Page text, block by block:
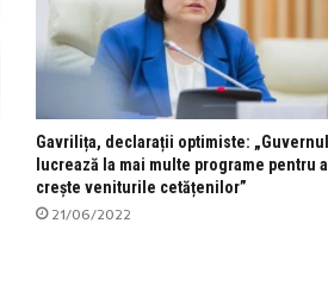
Gavrilița, declarații optimiste: „Guvernul
lucrează la mai multe programe pentru a
crește veniturile cetățenilor”
21/06/2022